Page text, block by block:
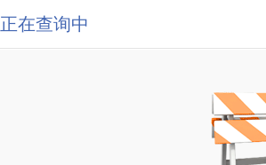
正在查询中